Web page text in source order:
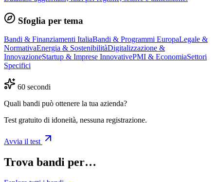
Sfoglia per tema
Bandi & Finanziamenti ItaliaBandi & Programmi EuropaLegale &
NormativaEnergia & SostenibilitàDigitalizzazione &
InnovazioneStartup & Imprese InnovativePMI & EconomiaSettori
Specifici
60 secondi
Quali bandi può ottenere la tua azienda?
Test gratuito di idoneità, nessuna registrazione.
Avvia il test
Trova bandi per…